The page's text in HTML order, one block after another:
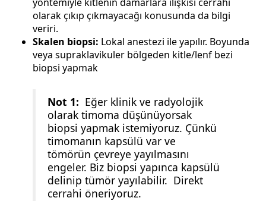
olarak çıkıp çıkmayacağı konusunda da bilgi
veriri.
Skalen biopsi: Lokal anestezi ile yapılır. Boyunda
veya supraklavikuler bölgeden kitle/lenf bezi
biopsi yapmak
Not 1: Eğer klinik ve radyolojik
olarak timoma düşünüyorsak
biopsi yapmak istemiyoruz. Çünkü
timomanın kapsülü var ve
tömörün çevreye yayılmasını
engeler. Biz biopsi yapınca kapsülü
delinip tümör yayılabilir. Direkt
cerrahi öneriyoruz.